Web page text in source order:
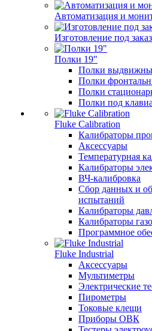
Автоматизация и
Изготовление под заказ
Полки 19"
Полки
Полки
Полки
Полки под
Fluke Calibration
Калибраторы
Аксессуары
Температурная
Калибраторы
ВЧ-калибровка
Сбор данных и
испытаний
Калибраторы
Калибраторы
Программное
Fluke Industrial
Аксессуары
Мультиметры
Электрические
Пирометры
Токовые клещи
Приборы ОВК